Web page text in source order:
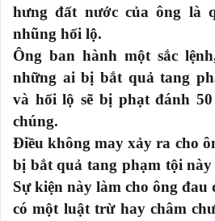
hưng đất nước của ông là
nhũng hối lộ.
Ông ban hành một sắc
những ai bị bắt quả tang
và hối lộ sẽ bị phạt đánh
chúng.
Điều không may xảy ra cho
bị bắt quả tang phạm tội
Sự kiện này làm cho ông
có một luật trừ hay châm